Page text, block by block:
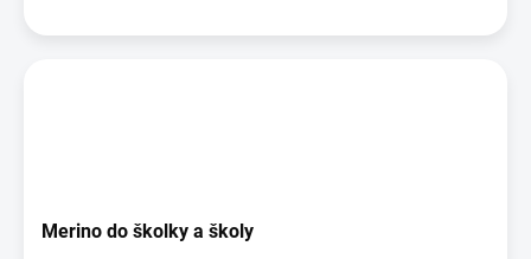
Merino do školky a školy